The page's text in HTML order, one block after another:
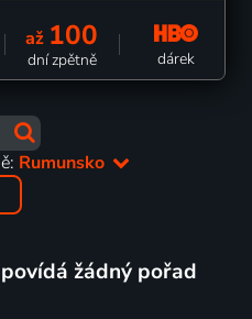
až 100
dní zpětně dárek
Rumunsko
žádný pořad